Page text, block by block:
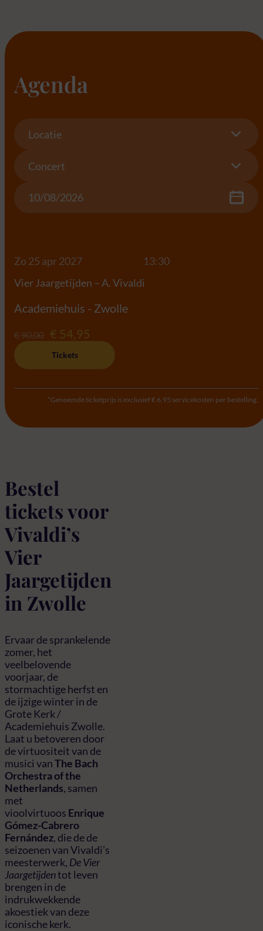
Agenda
Locatie
Concert
Zo 25 apr 2027
13:30
Vier Jaargetijden – A. Vivaldi
Academiehuis - Zwolle
€ 90,00 € 54,95
Tickets
*Genoemde ticketprijs is exclusief € 6,95 servicekosten per bestelling.
Bestel
tickets voor
Vivaldi’s
Vier
Jaargetijden
in Zwolle
Ervaar de sprankelende
zomer, het
veelbelovende
voorjaar, de
stormachtige herfst en
de ijzige winter in de
Grote Kerk /
Academiehuis Zwolle.
Laat u betoveren door
de virtuositeit van de
musici vanThe Bach
Orchestra of the
Netherlands, samen
met
vioolvirtuoos Enrique
Gómez-Cabrero
Fernández, die de de
seizoenen van Vivaldi’s
meesterwerk, De Vier
Jaargetijdentot leven
brengen in de
indrukwekkende
akoestiek van deze
iconische kerk.